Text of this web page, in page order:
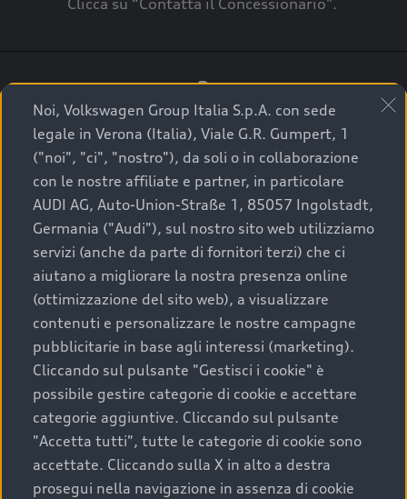
Clicca su “Contatta il Concessionario".
3
A breve verrai ricontattato dal Customer Care
Audi Center o direttamente dal Concessionario
che ti supporterà per finalizzare la tua richiesta.
La qualità di acquistare
un’auto usata Audi
Scegliere un’auto usata è una decisione che coniuga
convenienza, affidabilità e sostenibilità. Per fare un
acquisto sicuro, è essenziale considerare aspetti
determinanti come la garanzia inclusa e l’affidabilità del
marchio. Audi offre l’auto usata perfetta tramite Audi
Prima Scelta :plus
Noi, Volkswagen Group Italia S.p.A. con sede
legale in Verona (Italia), Viale G.R. Gumpert, 1
("noi", "ci", "nostro"), da soli o in collaborazione
con le nostre affiliate e partner, in particolare
AUDI AG, Auto-Union-Straße 1, 85057 Ingolstadt,
Germania ("Audi"), sul nostro sito web utilizziamo
servizi (anche da parte di fornitori terzi) che ci
aiutano a migliorare la nostra presenza online
(ottimizzazione del sito web), a visualizzare
contenuti e personalizzare le nostre campagne
pubblicitarie in base agli interessi (marketing).
Cliccando sul pulsante "Gestisci i cookie" è
possibile gestire categorie di cookie e accettare
categorie aggiuntive. Cliccando sul pulsante
"Accetta tutti", tutte le categorie di cookie sono
accettate. Cliccando sulla X in alto a destra
prosegui nella navigazione in assenza di cookie